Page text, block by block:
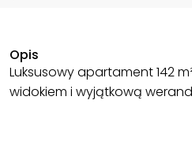
Opis
Luksusowy apartament 142
widokiem i wyjątkową